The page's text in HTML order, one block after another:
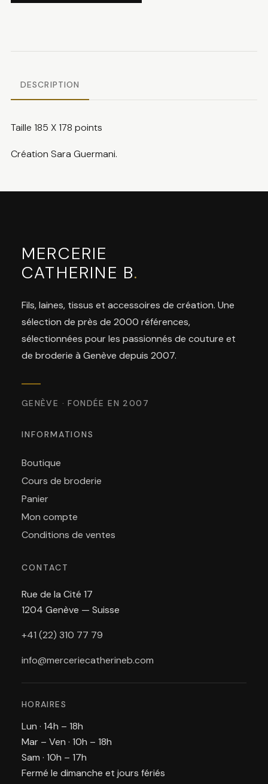
DESCRIPTION
Taille 185 X 178 points
Création Sara Guermani.
MERCERIE
CATHERINE B.
Fils, laines, tissus et accessoires de création. Une
sélection de près de 2000 références,
sélectionnées pour les passionnés de couture et
de broderie à Genève depuis 2007.
GENÈVE · FONDÉE EN 2007
INFORMATIONS
Boutique
Cours de broderie
Panier
Mon compte
Conditions de ventes
CONTACT
Rue de la Cité 17
1204 Genève — Suisse
+41 (22) 310 77 79
info@merceriecatherineb.com
HORAIRES
Lun · 14h – 18h
Mar – Ven · 10h – 18h
Sam · 10h – 17h
Fermé le dimanche et jours fériés